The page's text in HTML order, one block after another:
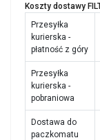
Koszty dostawy
Przesyłka
kurierska -
płatność z góry
Przesyłka
kurierska -
pobraniowa
Dostawa do
paczkomatu